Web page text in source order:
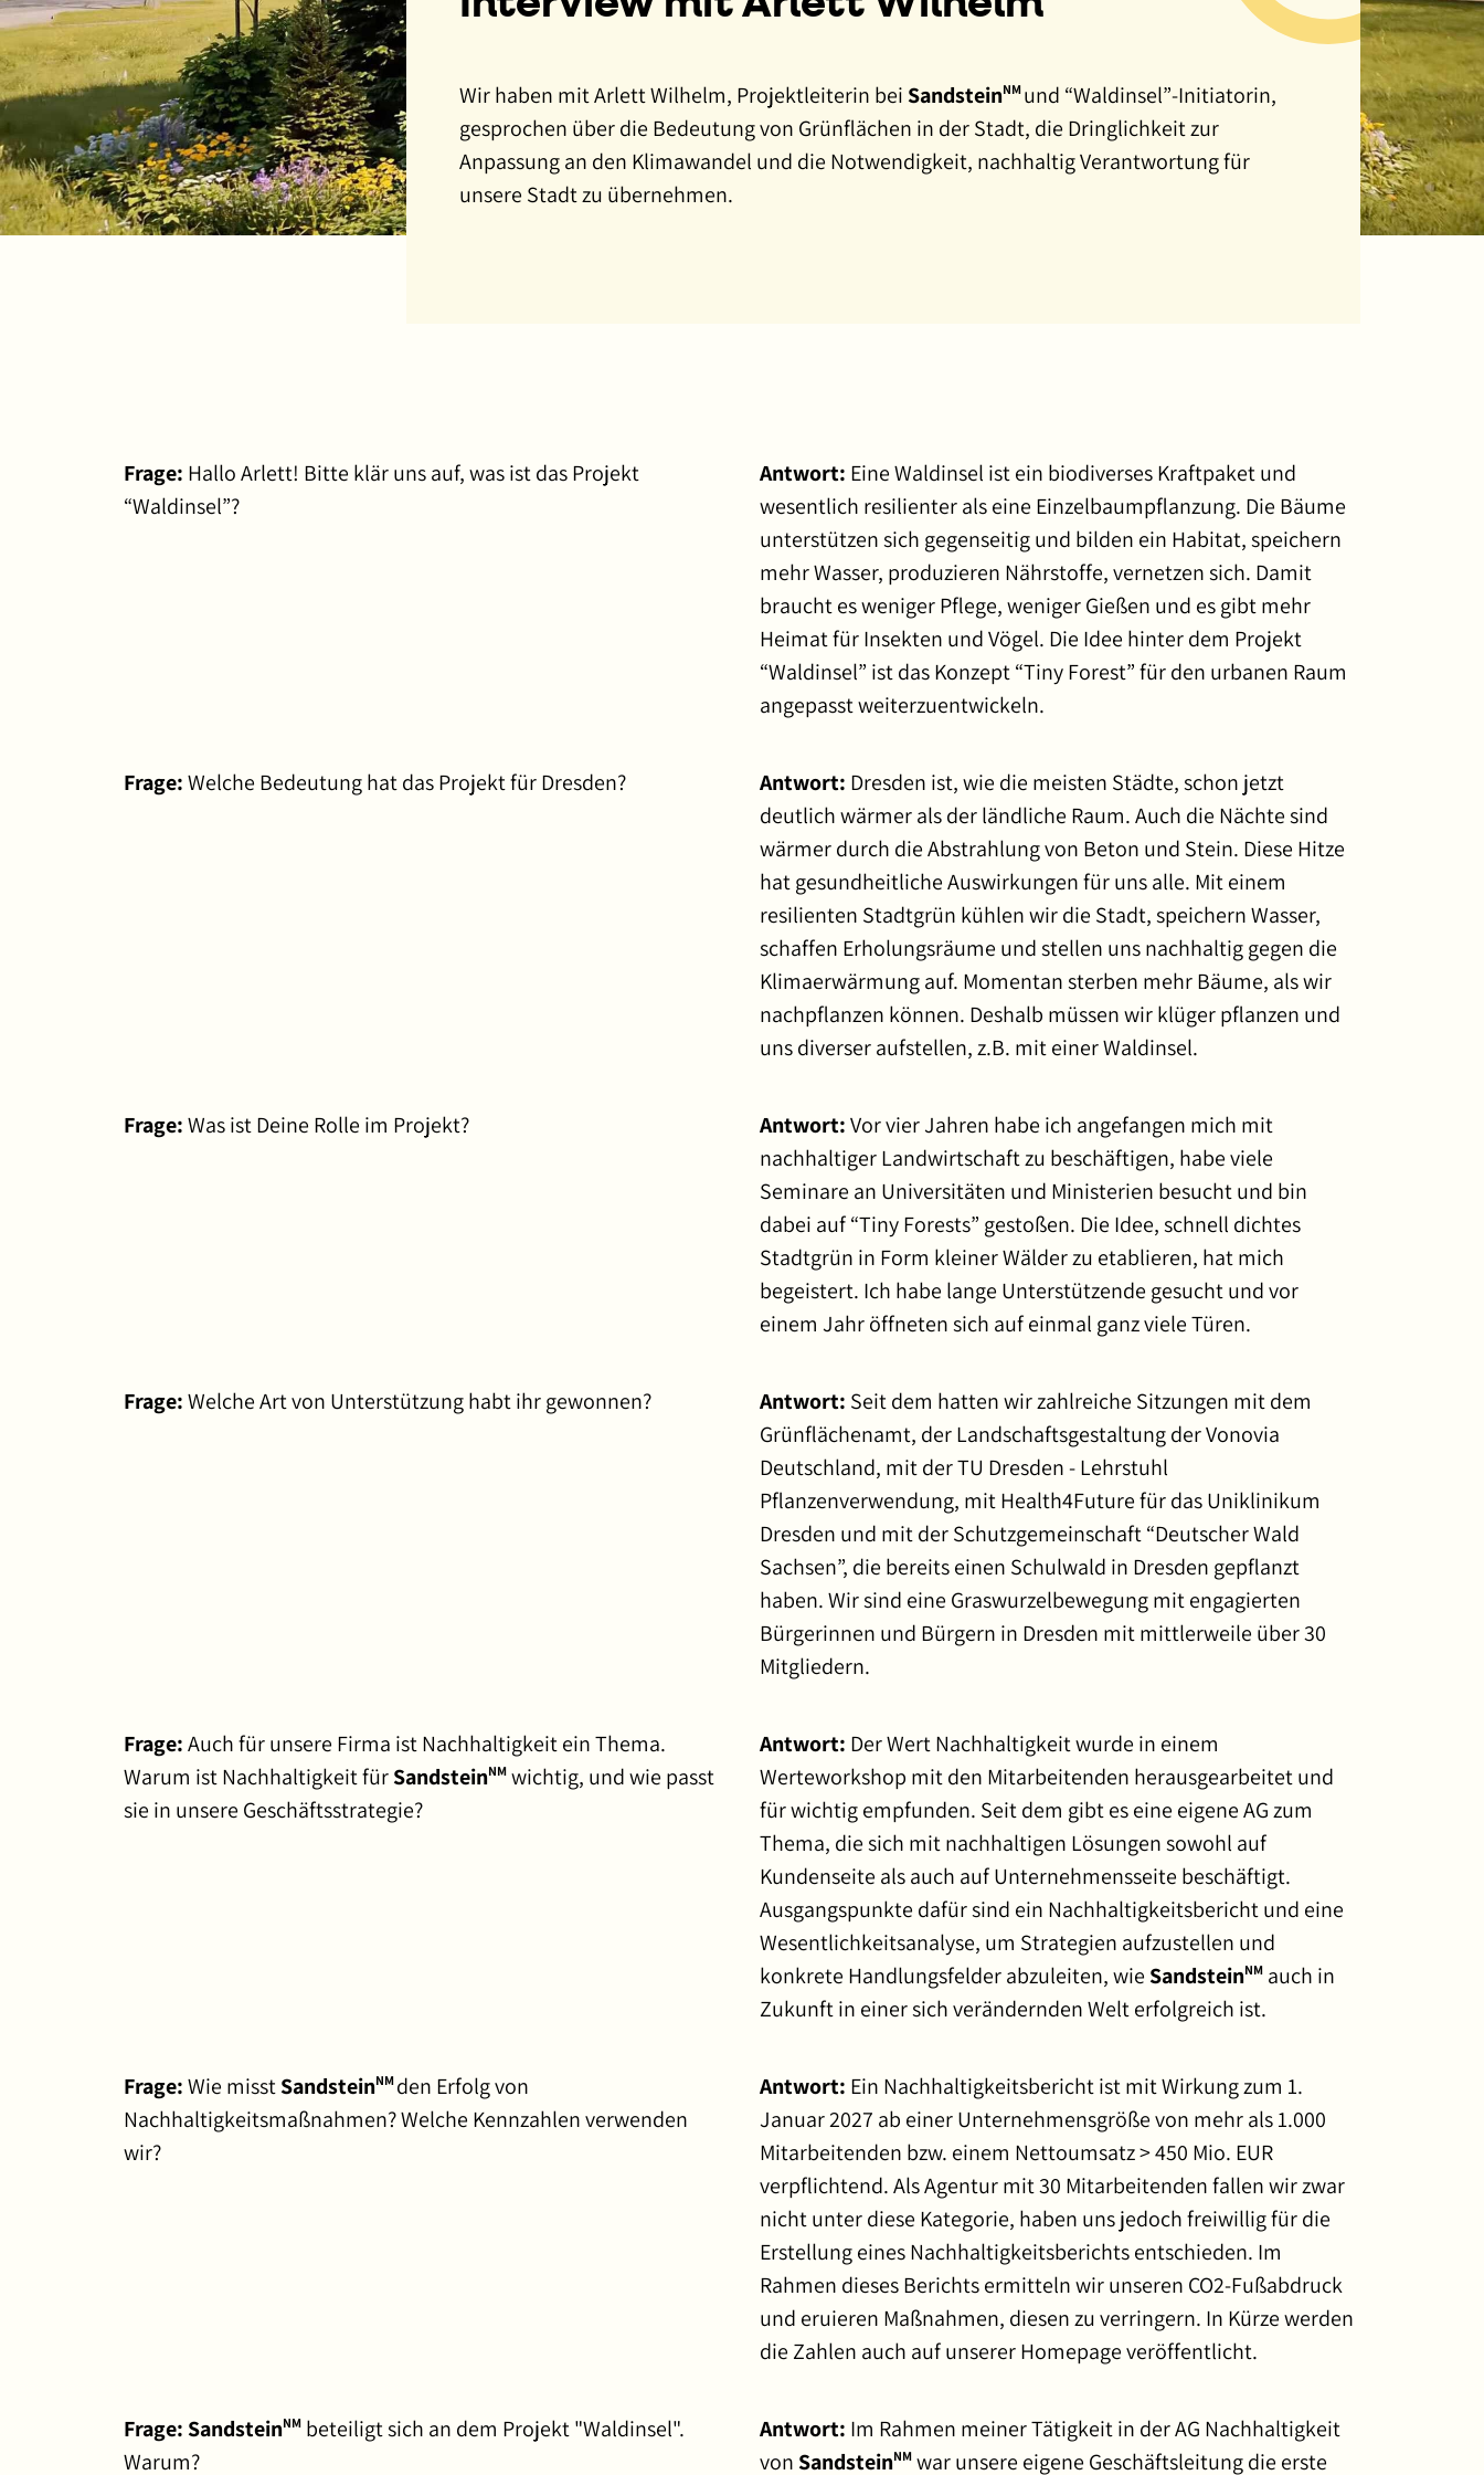
Wir haben mit Arlett Wilhelm, Projektleiterin bei SandsteinNM und “Waldinsel”-Initiatorin,
gesprochen über die Bedeutung von Grünflächen in der Stadt, die Dringlichkeit zur
Anpassung an den Klimawandel und die Notwendigkeit, nachhaltig Verantwortung für
unsere Stadt zu übernehmen.
Frage: Hallo Arlett! Bitte klär uns auf, was ist das Projekt
“Waldinsel”?
Antwort: Eine Waldinsel ist ein biodiverses Kraftpaket und
wesentlich resilienter als eine Einzelbaumpflanzung. Die Bäume
unterstützen sich gegenseitig und bilden ein Habitat, speichern
mehr Wasser, produzieren Nährstoffe, vernetzen sich. Damit
braucht es weniger Pflege, weniger Gießen und es gibt mehr
Heimat für Insekten und Vögel. Die Idee hinter dem Projekt
“Waldinsel” ist das Konzept “Tiny Forest” für den urbanen Raum
angepasst weiterzuentwickeln.
Frage:Welche Bedeutung hat das Projekt für Dresden? Antwort: Dresden ist, wie die meisten Städte, schon jetzt
deutlich wärmer als der ländliche Raum. Auch die Nächte sind
wärmer durch die Abstrahlung von Beton und Stein. Diese Hitze
hat gesundheitliche Auswirkungen für uns alle. Mit einem
resilienten Stadtgrün kühlen wir die Stadt, speichern Wasser,
schaffen Erholungsräume und stellen uns nachhaltig gegen die
Klimaerwärmung auf. Momentan sterben mehr Bäume, als wir
nachpflanzen können. Deshalb müssen wir klüger pflanzen und
uns diverser aufstellen, z.B. mit einer Waldinsel.
Frage:Was ist Deine Rolle im Projekt? Antwort:Vor vier Jahren habe ich angefangen mich mit
nachhaltiger Landwirtschaft zu beschäftigen, habe viele
Seminare an Universitäten und Ministerien besucht und bin
dabei auf “Tiny Forests” gestoßen. Die Idee, schnell dichtes
Stadtgrün in Form kleiner Wälder zu etablieren, hat mich
begeistert. Ich habe lange Unterstützende gesucht und vor
einem Jahr öffneten sich auf einmal ganz viele Türen.
Frage:Welche Art von Unterstützung habt ihr gewonnen? Antwort: Seit dem hatten wir zahlreiche Sitzungen mit dem
Grünflächenamt, der Landschaftsgestaltung der Vonovia
Deutschland, mit der TU Dresden - Lehrstuhl
Pflanzenverwendung, mit Health4Future für das Uniklinikum
Dresden und mit der Schutzgemeinschaft “Deutscher Wald
Sachsen”, die bereits einen Schulwald in Dresden gepflanzt
haben. Wir sind eine Graswurzelbewegung mit engagierten
Bürgerinnen und Bürgern in Dresden mit mittlerweile über 30
Mitgliedern.
Frage:Auch für unsere Firma ist Nachhaltigkeit ein Thema.
Warum ist Nachhaltigkeit fürSandsteinNM wichtig, und wie passt
sie in unsere Geschäftsstrategie?
Antwort: Der Wert Nachhaltigkeit wurde in einem
Werteworkshop mit den Mitarbeitenden herausgearbeitet und
für wichtig empfunden. Seit dem gibt es eine eigene AG zum
Thema, die sich mit nachhaltigen Lösungen sowohl auf
Kundenseite als auch auf Unternehmensseite beschäftigt.
Ausgangspunkte dafür sind ein Nachhaltigkeitsbericht und eine
Wesentlichkeitsanalyse, um Strategien aufzustellen und
konkrete Handlungsfelder abzuleiten, wie SandsteinNM auch in
Zukunft in einer sich verändernden Welt erfolgreich ist.
Frage:Wie misstSandsteinNM den Erfolg von
Nachhaltigkeitsmaßnahmen? Welche Kennzahlen verwenden
wir?
Antwort: Ein Nachhaltigkeitsbericht ist mit Wirkung zum 1.
Januar 2027 ab einer Unternehmensgröße von mehr als 1.000
Mitarbeitenden bzw. einem Nettoumsatz > 450 Mio. EUR
verpflichtend. Als Agentur mit 30 Mitarbeitenden fallen wir zwar
nicht unter diese Kategorie, haben uns jedoch freiwillig für die
Erstellung eines Nachhaltigkeitsberichts entschieden. Im
Rahmen dieses Berichts ermitteln wir unseren CO2-Fußabdruck
und eruieren Maßnahmen, diesen zu verringern. In Kürze werden
die Zahlen auch auf unserer Homepage veröffentlicht.
Frage: SandsteinNM beteiligt sich an dem Projekt "Waldinsel".
Warum?
Antwort: Im Rahmen meiner Tätigkeit in der AG Nachhaltigkeit
von SandsteinNM war unsere eigene Geschäftsleitung die erste